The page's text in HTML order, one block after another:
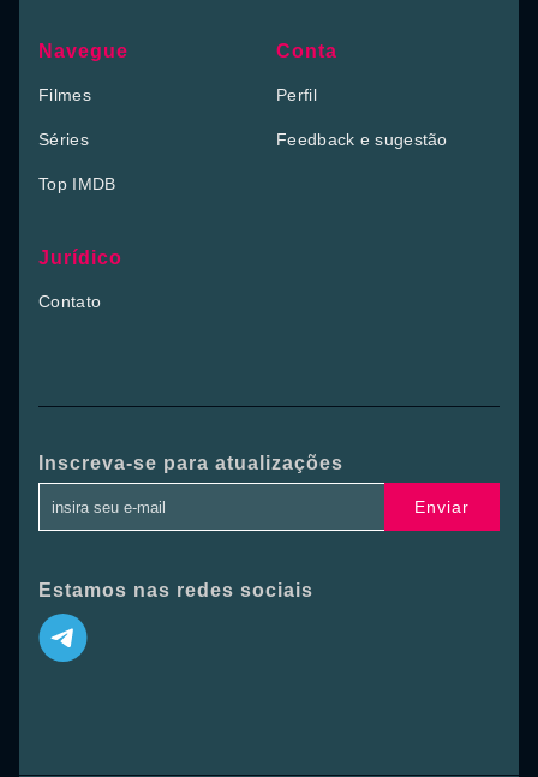
Navegue
Filmes
Séries
Top IMDB
Conta
Perfil
Feedback e sugestão
Jurídico
Contato
Inscreva-se para atualizações
Enviar
Estamos nas redes sociais